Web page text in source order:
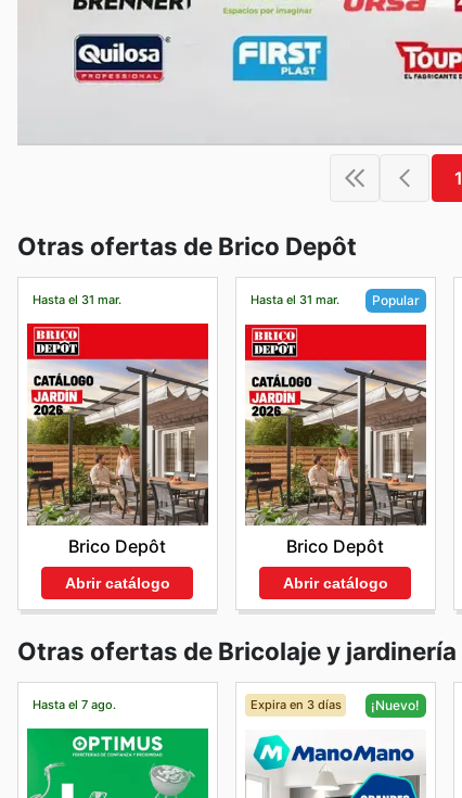
1
Otras ofertas de Brico Depôt
Hasta el 31 mar.
Brico Depôt
Abrir catálogo
Hasta el 31 mar. Popular
Brico Depôt
Abrir catálogo
Otras ofertas de Bricolaje y jardinería
Hasta el 7 ago. Expira en 3 días ¡Nuevo!